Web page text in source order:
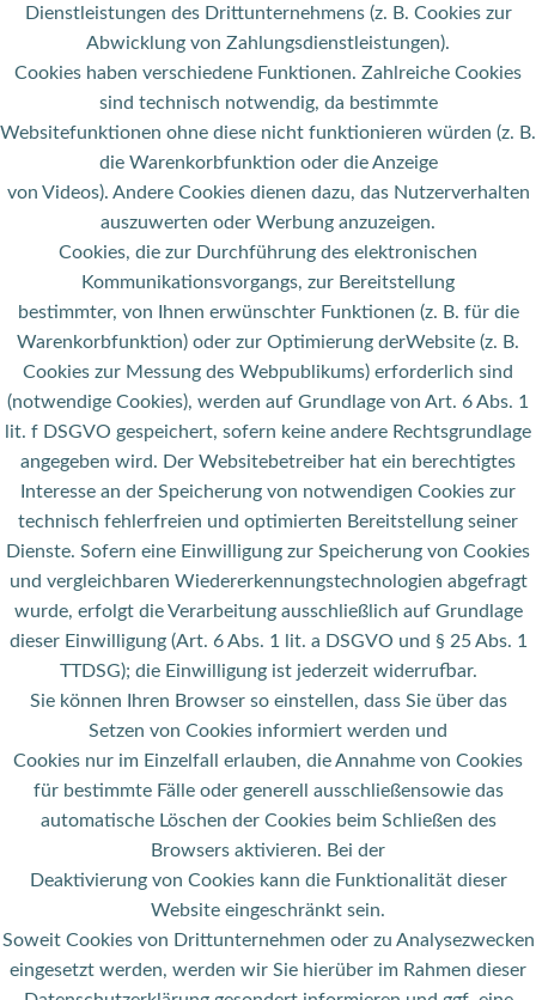
Dienstleistungen des Drittunternehmens (z. B. Cookies zur
Abwicklung von Zahlungsdienstleistungen).
Cookies haben verschiedene Funktionen. Zahlreiche Cookies
sind technisch notwendig, da bestimmte
Websitefunktionen ohne diese nicht funktionieren würden (z. B.
die Warenkorbfunktion oder die Anzeige
von Videos). Andere Cookies dienen dazu, das Nutzerverhalten
auszuwerten oder Werbung anzuzeigen.
Cookies, die zur Durchführung des elektronischen
Kommunikationsvorgangs, zur Bereitstellung
bestimmter, von Ihnen erwünschter Funktionen (z. B. für die
Warenkorbfunktion) oder zur Optimierung derWebsite (z. B.
Cookies zur Messung des Webpublikums) erforderlich sind
(notwendige Cookies), werden auf Grundlage von Art. 6 Abs. 1
lit. f DSGVO gespeichert, sofern keine andere Rechtsgrundlage
angegeben wird. Der Websitebetreiber hat ein berechtigtes
Interesse an der Speicherung von notwendigen Cookies zur
technisch fehlerfreien und optimierten Bereitstellung seiner
Dienste. Sofern eine Einwilligung zur Speicherung von Cookies
und vergleichbaren Wiedererkennungstechnologien abgefragt
wurde, erfolgt die Verarbeitung ausschließlich auf Grundlage
dieser Einwilligung (Art. 6 Abs. 1 lit. a DSGVO und § 25 Abs. 1
TTDSG); die Einwilligung ist jederzeit widerrufbar.
Sie können Ihren Browser so einstellen, dass Sie über das
Setzen von Cookies informiert werden und
Cookies nur im Einzelfall erlauben, die Annahme von Cookies
für bestimmte Fälle oder generell ausschließensowie das
automatische Löschen der Cookies beim Schließen des
Browsers aktivieren. Bei der
Deaktivierung von Cookies kann die Funktionalität dieser
Website eingeschränkt sein.
Soweit Cookies von Drittunternehmen oder zu Analysezwecken
eingesetzt werden, werden wir Sie hierüber im Rahmen dieser